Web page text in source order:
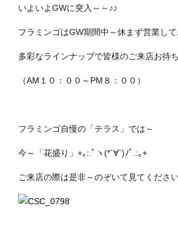
いよいよGWに突入～～♪♪
フラミンゴはGW期間中～休まず営業して
多彩なラインナップで皆様のご来店お待
（AM１０：００～PM８：００）
フラミンゴ自慢の「テラス」では～
今～「花盛り」+｡:.ﾟヽ(*´∀`)ﾉﾟ.:｡+
ご来店の際は是非～のぞいて見てくださ